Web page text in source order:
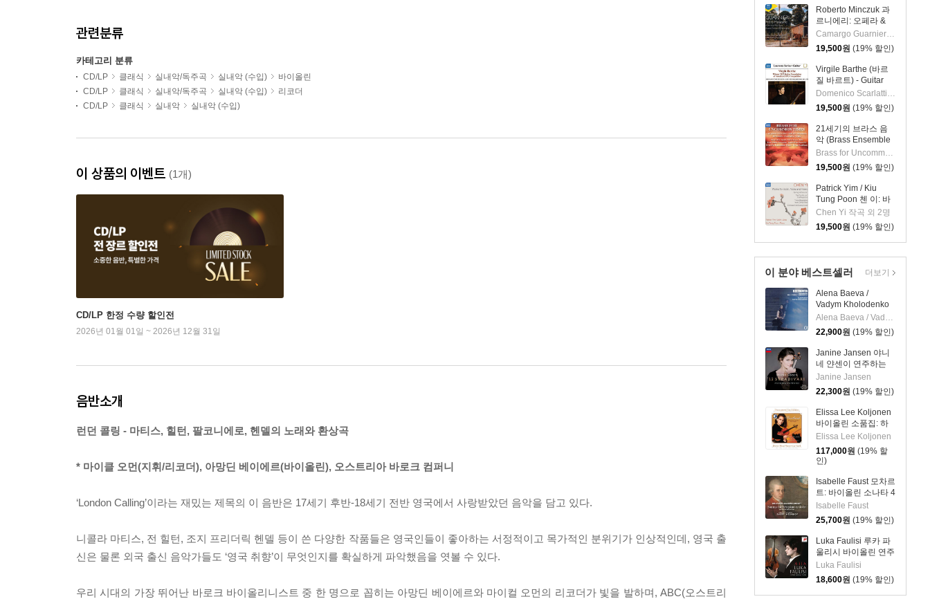
Suite; Ballet Suites;
Concertos)
Roberto Minczuk 과
르니에리: 오페라 &
관현악 작품집
(Guarnieri: Pedro
Malazarte)
Camargo Guarnieri 작곡 외 2명
19,500원 (19% 할인)
Virgile Barthe (바르
질 바르트) - Guitar
Recital (기타 리사이
틀)
Domenico Scarlatti 작곡 외 5명
19,500원 (19% 할인)
21세기의 브라스 음
악 (Brass Ensemble
Music - 21st Century)Brass for Uncommon Times 실내악
19,500원 (19% 할인)
Patrick Yim / Kiu
Tung Poon 첸 이: 바
이올린, 비올라, 피아
노 작품집 (Chen Yi:
Works For Violin,
Viola And Piano)
Chen Yi 작곡 외 2명
19,500원 (19% 할인)
이 분야 베스트셀러
Alena Baeva /
Vadym Kholodenko
베토벤: 바이올린 소
나타 5번 '봄', 9번 '크
로이처', 3번
(Beethoven: Violin
Sonatas Nos. 5
"Spring", 9 'Kreutzer"
& 3)
Alena Baeva / Vadym Kholodenko
22,900원 (19% 할인)
Janine Jansen 야니
네 얀센이 연주하는
12개의 스트라디바리
(12 Stradivari)
Janine Jansen
22,300원 (19% 할인)
Elissa Lee Koljonen
바이올린 소품집: 하
트브레이크
(Heartbreak:
Romantic Encores
For Violin) [투명 클리
어 컬러 2LP]
Elissa Lee Koljonen
117,000원 (19% 할
인)
Isabelle Faust 모차르
트: 바이올린 소나타 4
집 K. 296, 303, 380,
481 - 이자벨 파우스
트
Isabelle Faust
25,700원 (19% 할인)
Luka Faulisi 루카 파
울리시 바이올린 연주
집 (Aria)
Luka Faulisi
18,600원 (19% 할인)
더보기
관련분류
카테고리 분류
CD/LP 클래식 실내악/독주곡 실내악 (수입)
바이올린
CD/LP
클래식 실내악/독주곡 실내악 (수입)
리코더
CD/LP
클래식 실내악 실내악 (수입)
이 상품의 이벤트 (1개)
CD/LP 한정 수량 할인전
2026년 01월 01일 ~ 2026년 12월 31일
음반소개
런던 콜링 - 마티스, 힐턴, 팔코니에로, 헨델의 노래와 환상곡
* 마이클 오먼(지휘/리코더), 아망딘 베이에르(바이올린), 오스트리아 바로크 컴퍼니
‘London Calling’이라는 재밌는 제목의 이 음반은 17세기 후반-18세기 전반 영국에서 사랑받았던 음악을 담고 있다.
니콜라 마티스, 전 힐턴, 조지 프리더릭 헨델 등이 쓴 다양한 작품들은 영국인들이 좋아하는 서정적이고 목가적인 분위기가 인상적인데, 영국 출
신은 물론 외국 출신 음악가들도 ‘영국 취향’이 무엇인지를 확실하게 파악했음을 엿볼 수 있다.
우리 시대의 가장 뛰어난 바로크 바이올리니스트 중 한 명으로 꼽히는 아망딘 베이에르와 마이컬 오먼의 리코더가 빛을 발하며, ABC(오스트리